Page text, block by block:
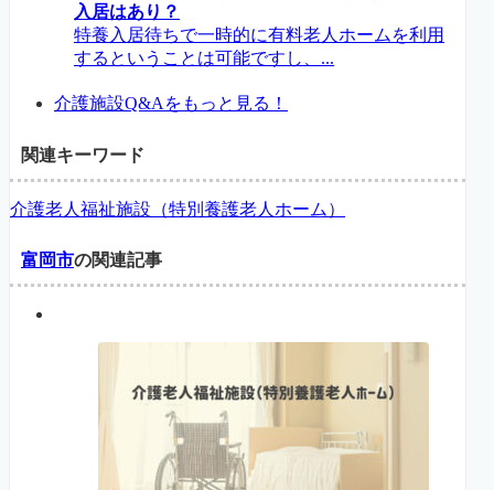
入居はあり？
特養入居待ちで一時的に有料老人ホームを利用
するということは可能ですし、...
介護施設Q&Aをもっと見る！
関連キーワード
介護老人福祉施設（特別養護老人ホーム）
富岡市の関連記事